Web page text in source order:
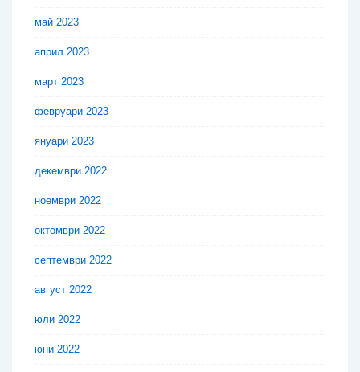
май 2023
април 2023
март 2023
февруари 2023
януари 2023
декември 2022
ноември 2022
октомври 2022
септември 2022
август 2022
юли 2022
юни 2022